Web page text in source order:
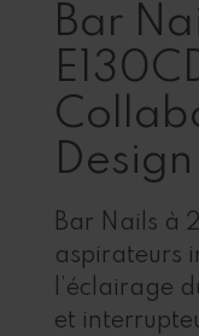
Bar
Design
Bar Nails à
aspirateurs
l’éclairage
et